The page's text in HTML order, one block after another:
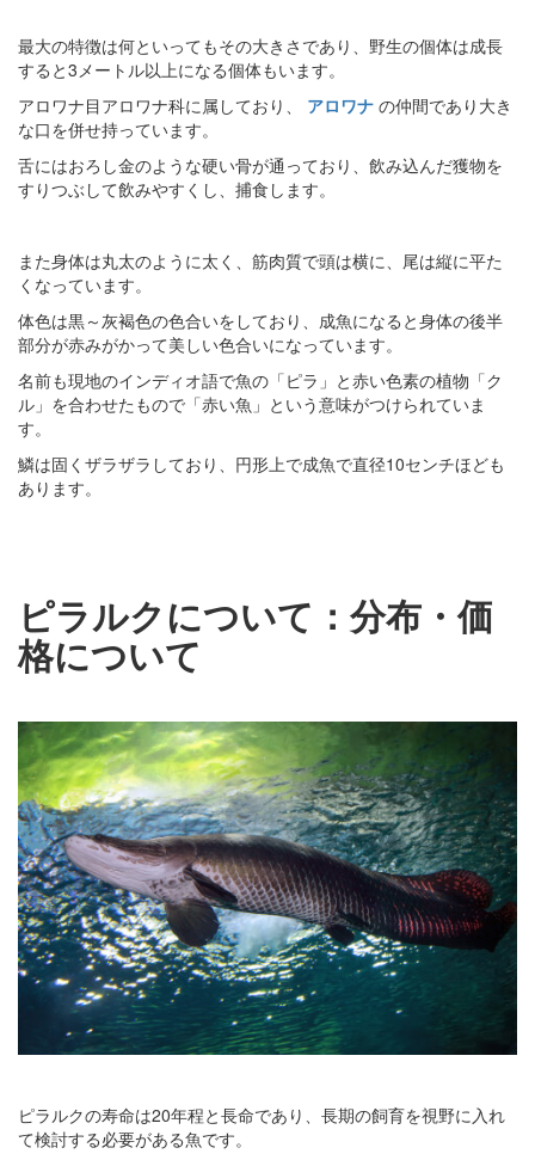
最大の特徴は何といってもその大きさであり、野生の個体は成長
すると3メートル以上になる個体もいます。
アロワナ目アロワナ科に属しており、 アロワナ の仲間であり大き
な口を併せ持っています。
舌にはおろし金のような硬い骨が通っており、飲み込んだ獲物を
すりつぶして飲みやすくし、捕食します。
また身体は丸太のように太く、筋肉質で頭は横に、尾は縦に平た
くなっています。
体色は黒～灰褐色の色合いをしており、成魚になると身体の後半
部分が赤みがかって美しい色合いになっています。
名前も現地のインディオ語で魚の「ピラ」と赤い色素の植物「ク
ル」を合わせたもので「赤い魚」という意味がつけられていま
す。
鱗は固くザラザラしており、円形上で成魚で直径10センチほども
あります。
ピラルクについて：分布・価
格について
ピラルクの寿命は20年程と長命であり、長期の飼育を視野に入れ
て検討する必要がある魚です。